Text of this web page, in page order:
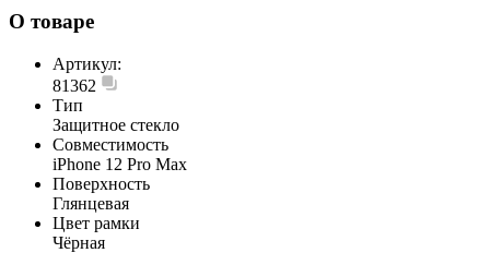
О товаре
Артикул:
81362
Тип
Защитное стекло
Совместимость
iPhone 12 Pro Max
Поверхность
Глянцевая
Цвет рамки
Чёрная